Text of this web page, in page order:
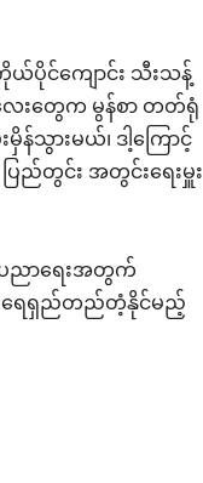
ပိုင်ကျောင်း သီးသန့်
ေးတွေက မွန်စာ တတ်ရုံ
သွားမယ်၊ ဒါ့ကြောင့်
ြည်တွင်း အတွင်းရေးမှူး
ညာရေးအတွက်
ရေရှည်တည်တံ့နိုင်မည့်